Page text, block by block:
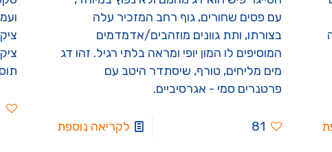
עם פסים שחורים, גוף רחב המזכיר עלה
בצורתו, ותת גוונים מוזהבים/אדמדמים
המוסיפים לו המון יופי ומראה בלתי רגיל. זהו דג
מים מליחים, טורף, שיסתדר היטב עם
פרטנרים סמי - אגרסיביים.
81 לקריאה נוספת